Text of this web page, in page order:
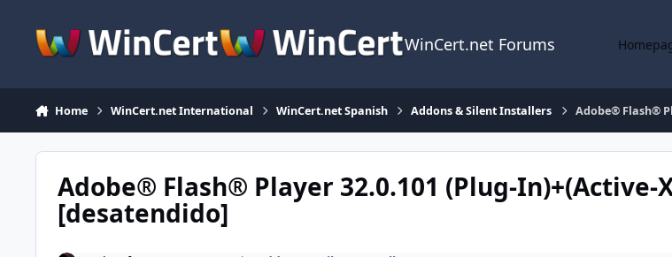
WinCert.net Forums
Home WinCert.net International WinCert.net Spanish Addons & Silent Installers Adobe® Flash®
Adobe® Flash® Player 32.0.101 (Plug-In)+(Active-
[desatendido]